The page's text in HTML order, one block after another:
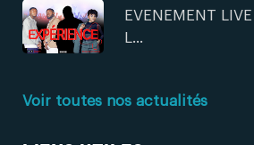
EVENEMENT
L...
Voir toutes nos actualités